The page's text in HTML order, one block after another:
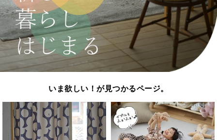
いま欲しい！が見つかるページ。